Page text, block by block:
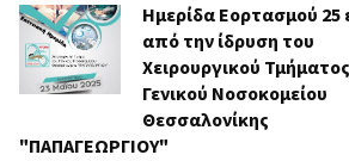
Ημερίδα Εορτασμού 25
από την ίδρυση του
Χειρουργικού
Γενικού Νοσοκομείου
Θεσσαλονίκης
"ΠΑΠΑΓΕΩΡΓΙΟΥ"